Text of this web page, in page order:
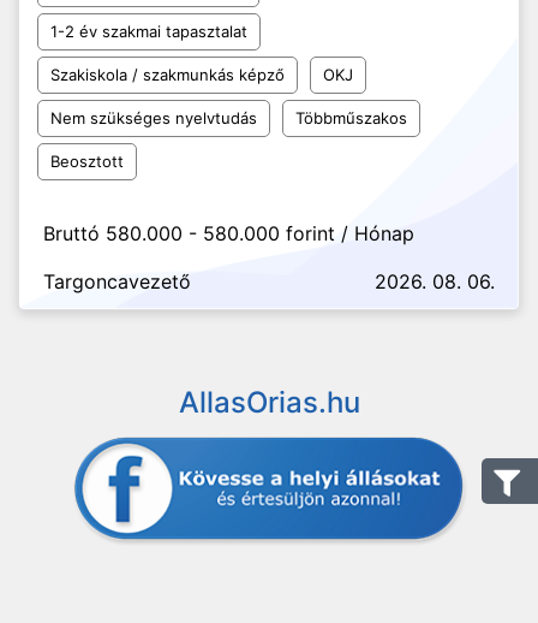
1-2 év szakmai tapasztalat
Szakiskola / szakmunkás képző OKJ
Nem szükséges nyelvtudás Többműszakos
Beosztott
Bruttó 580.000 - 580.000 forint / Hónap
Targoncavezető
2026. 08. 06.
AllasOrias.hu